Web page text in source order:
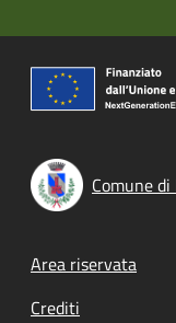
Comune
Footer
Area riservata
Crediti